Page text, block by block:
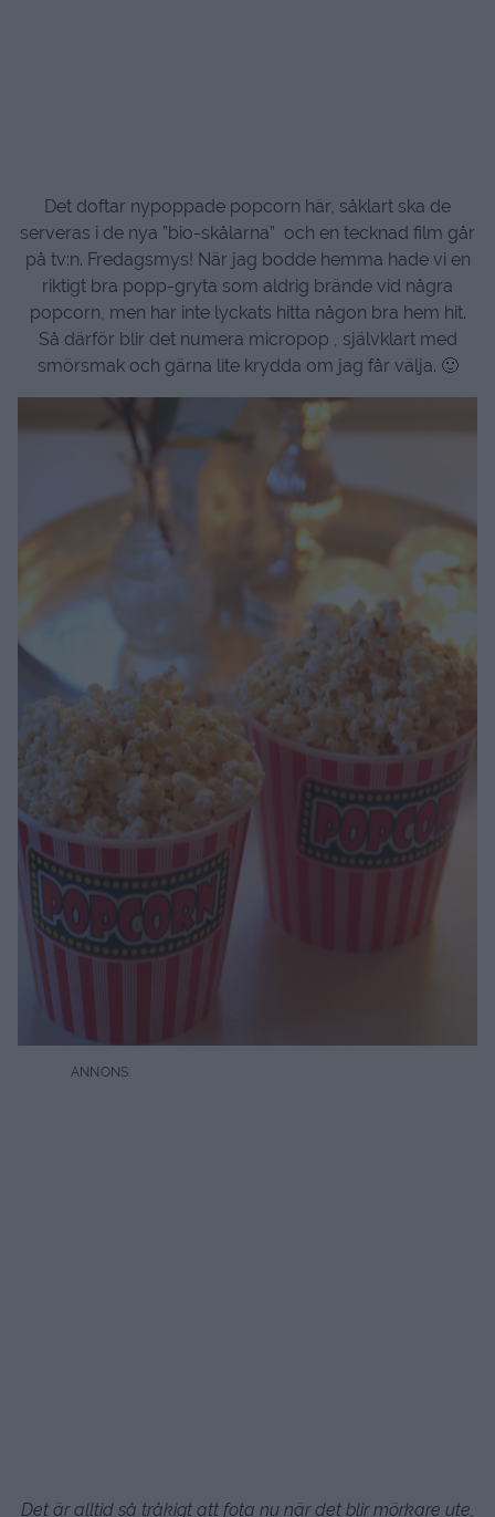
Det doftar nypoppade popcorn här, såklart ska de
serveras i de nya ”bio-skålarna” och en tecknad film går
på tv:n. Fredagsmys! När jag bodde hemma hade vi en
riktigt bra popp-gryta som aldrig brände vid några
popcorn, men har inte lyckats hitta någon bra hem hit.
Så därför blir det numera micropop , självklart med
smörsmak och gärna lite krydda om jag får välja. 🙂
Det är alltid så tråkigt att fota nu när det blir mörkare ute,